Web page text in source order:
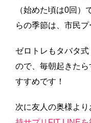
（始めた頃は0回
らの季節は、市民プ
ゼロトレもタバタ
ので、毎朝起きた
すすめです！
次に友人の奥様より